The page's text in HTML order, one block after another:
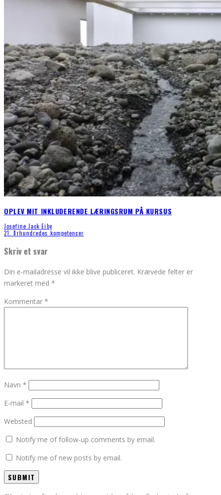
OPLEV MIT INKLUDERENDE LÆRINGSRUM PÅ KURSUS
Josefine Jack Eiby
21. århundredes kompetencer
Skriv et svar
Din e-mailadresse vil ikke blive publiceret. Krævede felter er
markeret med *
Kommentar *
Navn *
E-mail *
Websted
Notify me of follow-up comments by email.
Notify me of new posts by email.